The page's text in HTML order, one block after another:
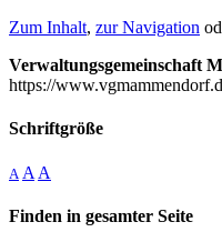
Zum Inhalt, zur Navigation
Verwaltungsgemeinschaft
https://
Schriftgröße
A A A
Finden in gesamter Seite